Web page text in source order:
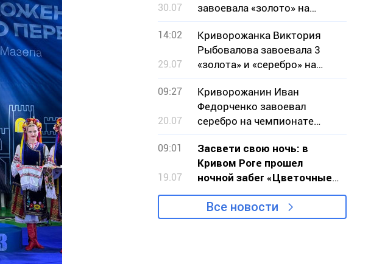
30.07
завоевала «золото» на
чемпионате Европы по
борьбе
14:02
29.07
Криворожанка Виктория
Рыбовалова завоевала 3
«золота» и «серебро» на
чемпионате мира по
стрельбе
09:27
20.07
Криворожанин Иван
Федорченко завоевал
серебро на чемпионате
мира по бодибилдингу
09:01
19.07
Засвети свою ночь: в
Кривом Роге прошел
ночной забег «Цветочные
часы»
Все новости